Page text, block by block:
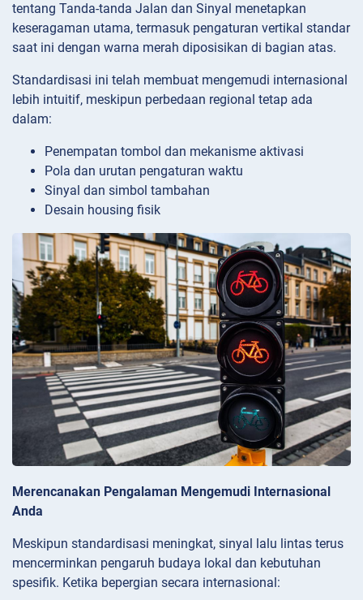
tentang Tanda-tanda Jalan dan Sinyal menetapkan
keseragaman utama, termasuk pengaturan vertikal standar
saat ini dengan warna merah diposisikan di bagian atas.
Standardisasi ini telah membuat mengemudi internasional
lebih intuitif, meskipun perbedaan regional tetap ada
dalam:
Penempatan tombol dan mekanisme aktivasi
Pola dan urutan pengaturan waktu
Sinyal dan simbol tambahan
Desain housing fisik
Merencanakan Pengalaman Mengemudi Internasional
Anda
Meskipun standardisasi meningkat, sinyal lalu lintas terus
mencerminkan pengaruh budaya lokal dan kebutuhan
spesifik. Ketika bepergian secara internasional: